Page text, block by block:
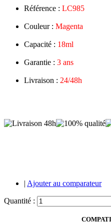
Référence : LC985
Couleur : Magenta
Capacité : 18ml
Garantie : 3 ans
Livraison : 24/48h
| Ajouter au comparateur
Quantité :